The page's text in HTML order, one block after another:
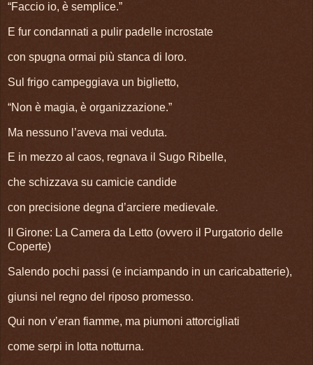
“Faccio io, è semplice.”
E fur condannati a pulir padelle incrostate
con spugna ormai più stanca di loro.
Sul frigo campeggiava un biglietto,
“Non è magia, è organizzazione.”
Ma nessuno l’aveva mai veduta.
E in mezzo al caos, regnava il Sugo Ribelle,
che schizzava su camicie candide
con precisione degna d’arciere medievale.
II Girone: La Camera da Letto (ovvero il Purgatorio delle
Coperte)
Salendo pochi passi (e inciampando in un caricabatterie),
giunsi nel regno del riposo promesso.
Qui non v’eran fiamme, ma piumoni attorcigliati
come serpi in lotta notturna.